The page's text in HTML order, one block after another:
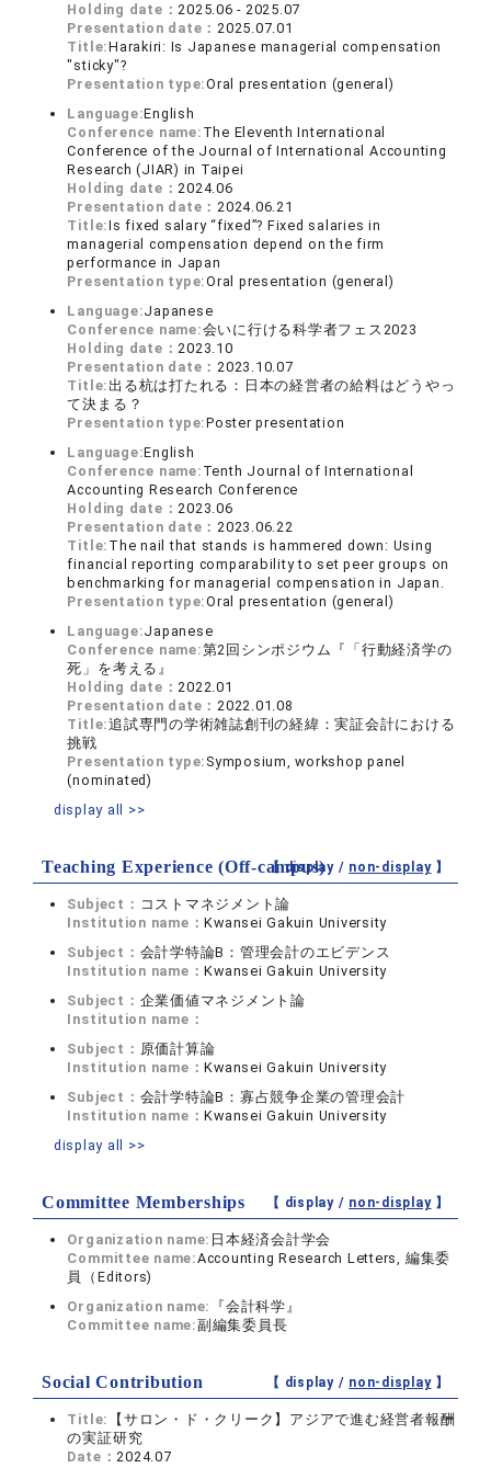
Holding date：2025.06 - 2025.07
Presentation date：2025.07.01
Title:Harakiri: Is Japanese managerial compensation
"sticky"?
Presentation type:Oral presentation (general)
Language:English
Conference name: The Eleventh International
Conference of the Journal of International Accounting
Research (JIAR) in Taipei
Holding date：2024.06
Presentation date：2024.06.21
Title:Is fixed salary “fixed”? Fixed salaries in
managerial compensation depend on the firm
performance in Japan
Presentation type:Oral presentation (general)
Language:Japanese
Conference name:会いに行ける科学者フェス2023
Holding date：2023.10
Presentation date：2023.10.07
Title:出る杭は打たれる：日本の経営者の給料はどうやっ
て決まる？
Presentation type:Poster presentation
Language:English
Conference name: Tenth Journal of International
Accounting Research Conference
Holding date：2023.06
Presentation date：2023.06.22
Title: The nail that stands is hammered down: Using
financial reporting comparability to set peer groups on
benchmarking for managerial compensation in Japan.
Presentation type:Oral presentation (general)
Language:Japanese
Conference name:第2回シンポジウム『「行動経済学の
死」を考える』
Holding date：2022.01
Presentation date：2022.01.08
Title:追試専門の学術雑誌創刊の経緯：実証会計における
挑戦
Presentation type: Symposium, workshop panel
(nominated)
display all >>
Teaching Experience (Off-campus)
【 display / non-display】
Subject： コストマネジメント論
Institution name：Kwansei Gakuin University
Subject： 会計学特論B：管理会計のエビデンス
Institution name：Kwansei Gakuin University
Subject： 企業価値マネジメント論
Institution name：
Subject： 原価計算論
Institution name：Kwansei Gakuin University
Subject： 会計学特論B：寡占競争企業の管理会計
Institution name：Kwansei Gakuin University
display all >>
Committee Memberships 【 display / non-display】
Organization name: 日本経済会計学会
Committee name:Accounting Research Letters, 編集委
員（Editors)
Organization name:
『会計科学』
Committee name:副編集委員長
Social Contribution 【 display / non-display】
Title:
【サロン・ド・クリーク】アジアで進む経営者報酬
の実証研究
Date：2024.07